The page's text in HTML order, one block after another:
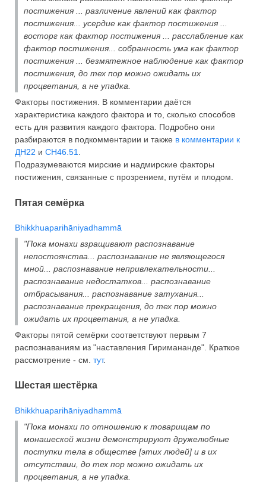
постижения ... различение явлений как фактор
постижения... усердие как фактор постижения ...
восторг как фактор постижения ... расслабление как
фактор постижения... собранность ума как фактор
постижения ... безмятежное наблюдение как фактор
постижения, до тех пор можно ожидать их
процветания, а не упадка.
Факторы постижения. В комментарии даётся
характеристика каждого фактора и то, сколько способов
есть для развития каждого фактора. Подробно они
разбираются в подкомментарии и также в комментарии к
ДН22 и СН46.51
Подразумеваются мирские и надмирские факторы
постижения, связанные с прозрением, путём и плодом.
Пятая семёрка
Bhikkhuaparihāniyadhammā
"Пока монахи взращивают распознавание
непостоянства... распознавание не являющегося
мной... распознавание непривлекательности...
распознавание недостатков... распознавание
отбрасывания... распознавание затухания...
распознавание прекращения, до тех пор можно
ожидать их процветания, а не упадка.
Факторы пятой семёрки соответствуют первым 7
распознаваниям из "наставления Гиримананде". Краткое
рассмотрение - см. тут.
Шестая шестёрка
Bhikkhuaparihāniyadhammā
"Пока монахи по отношению к товарищам по
монашеской жизни демонстрируют дружелюбные
поступки тела в обществе [этих людей] и в их
отсутствии, до тех пор можно ожидать их
процветания, а не упадка.